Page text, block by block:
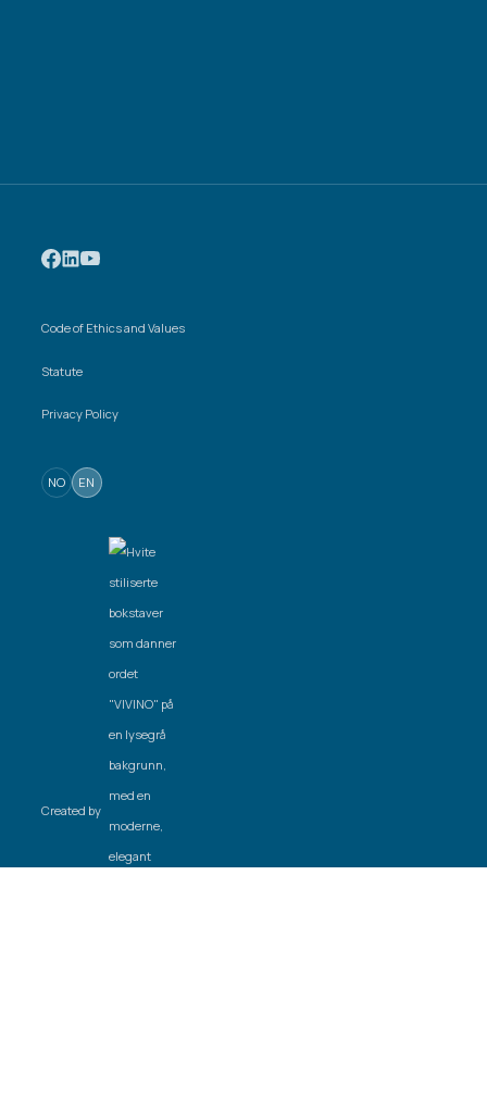
Code of Ethics and Values
Statute
Privacy Policy
NO EN
Created by